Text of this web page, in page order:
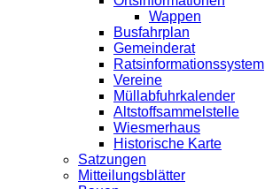
Wappen
Busfahrplan
Gemeinderat
Ratsinformationssystem
Vereine
Müllabfuhrkalender
Altstoffsammelstelle
Wiesmerhaus
Historische Karte
Satzungen
Mitteilungsblätter